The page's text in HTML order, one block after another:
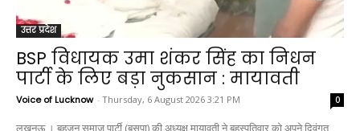
उत्तर प्रदेश
BSP विधायक उमा शंकर सिंह का निधन
पार्टी के लिए बड़ा नुकसान : मायावती
Voice of Lucknow - Thursday, 6 August 2026 3:21 PM 0
लखनऊ । बहुजन समाज पार्टी (बसपा) की अध्यक्ष मायावती ने बृहस्पतिवार को अपने दिवंगत